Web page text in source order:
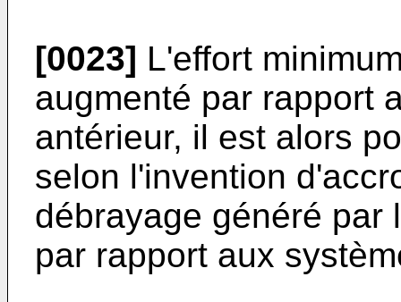
[0023] L'effort
augmenté par rapport
antérieur, il est alors
selon l'invention
débrayage généré par
par rapport aux